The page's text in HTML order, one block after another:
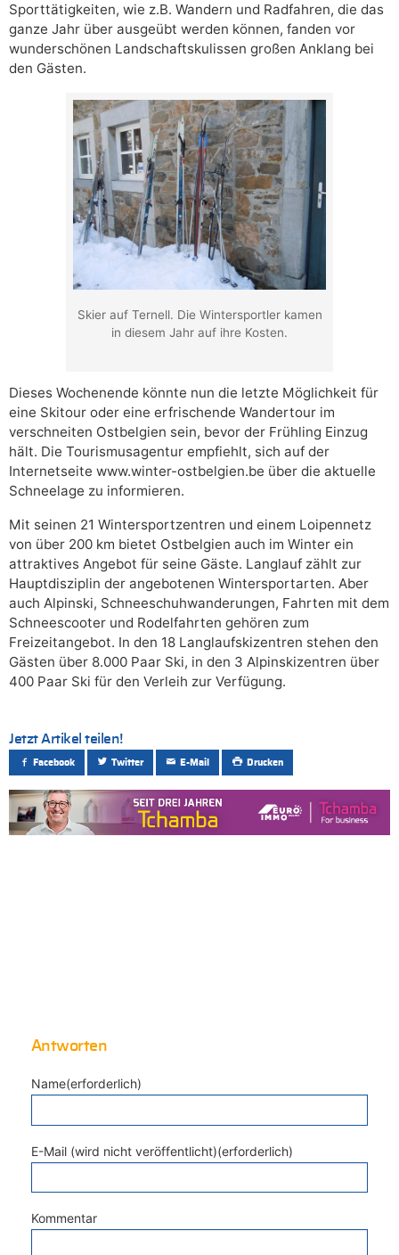
Sporttätigkeiten, wie z.B. Wandern und Radfahren, die das
ganze Jahr über ausgeübt werden können, fanden vor
wunderschönen Landschaftskulissen großen Anklang bei
den Gästen.
Skier auf Ternell. Die Wintersportler kamen
in diesem Jahr auf ihre Kosten.
Dieses Wochenende könnte nun die letzte Möglichkeit für
eine Skitour oder eine erfrischende Wandertour im
verschneiten Ostbelgien sein, bevor der Frühling Einzug
hält. Die Tourismusagentur empfiehlt, sich auf der
Internetseite www.winter-ostbelgien.be über die aktuelle
Schneelage zu informieren.
Mit seinen 21 Wintersportzentren und einem Loipennetz
von über 200 km bietet Ostbelgien auch im Winter ein
attraktives Angebot für seine Gäste. Langlauf zählt zur
Hauptdisziplin der angebotenen Wintersportarten. Aber
auch Alpinski, Schneeschuhwanderungen, Fahrten mit dem
Schneescooter und Rodelfahrten gehören zum
Freizeitangebot. In den 18 Langlaufskizentren stehen den
Gästen über 8.000 Paar Ski, in den 3 Alpinskizentren über
400 Paar Ski für den Verleih zur Verfügung.
Jetzt Artikel teilen!
Facebook Twitter E-Mail Drucken
Antworten
Name(erforderlich)
E-Mail (wird nicht veröffentlicht)(erforderlich)
Kommentar